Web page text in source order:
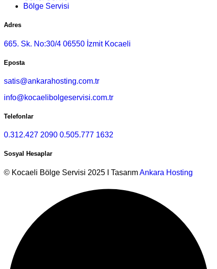
Bölge Servisi
Adres
665. Sk. No:30/4 06550 İzmit Kocaeli
Eposta
satis@ankarahosting.com.tr
info@kocaelibolgeservisi.com.tr
Telefonlar
0.312.427 2090 0.505.777 1632
Sosyal Hesaplar
© Kocaeli Bölge Servisi 2025 I TasarımAnkara Hosting